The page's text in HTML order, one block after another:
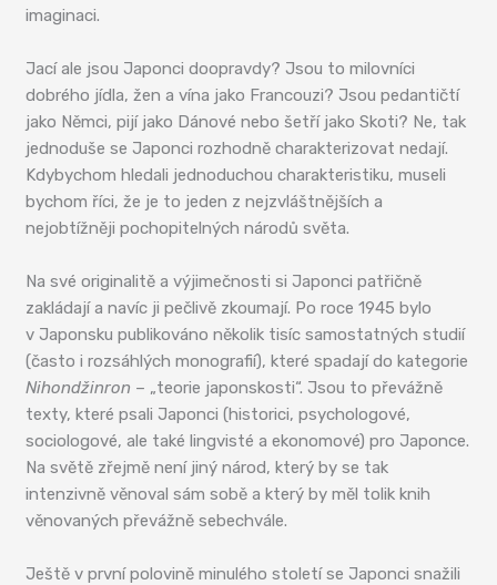
imaginaci.
Jací ale jsou Japonci doopravdy? Jsou to milovníci
dobrého jídla, žen a vína jako Francouzi? Jsou pedantičtí
jako Němci, pijí jako Dánové nebo šetří jako Skoti? Ne, tak
jednoduše se Japonci rozhodně charakterizovat nedají.
Kdybychom hledali jednoduchou charakteristiku, museli
bychom říci, že je to jeden z nejzvláštnějších a
nejobtížněji pochopitelných národů světa.
Na své originalitě a výjimečnosti si Japonci patřičně
zakládají a navíc ji pečlivě zkoumají. Po roce 1945 bylo
v Japonsku publikováno několik tisíc samostatných studií
(často i rozsáhlých monografií), které spadají do kategorie
Nihondžinron – „teorie japonskosti“. Jsou to převážně
texty, které psali Japonci (historici, psychologové,
sociologové, ale také lingvisté a ekonomové) pro Japonce.
Na světě zřejmě není jiný národ, který by se tak
intenzivně věnoval sám sobě a který by měl tolik knih
věnovaných převážně sebechvále.
Ještě v první polovině minulého století se Japonci snažili